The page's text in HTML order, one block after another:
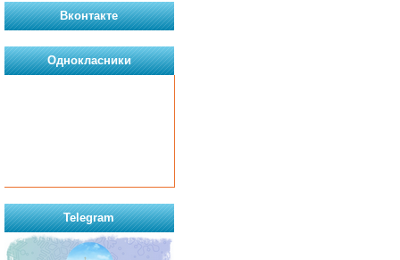
Вконтакте
Однокласники
Telegram